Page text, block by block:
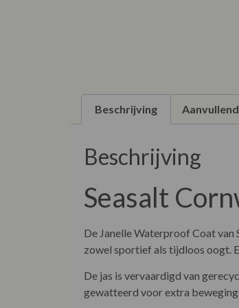
Beschrijving
Beschrijving
Seasalt
De Janelle Waterproof Coat van
zowel sportief als tijdloos oogt.
De jas is vervaardigd van
gewatteerd voor extra